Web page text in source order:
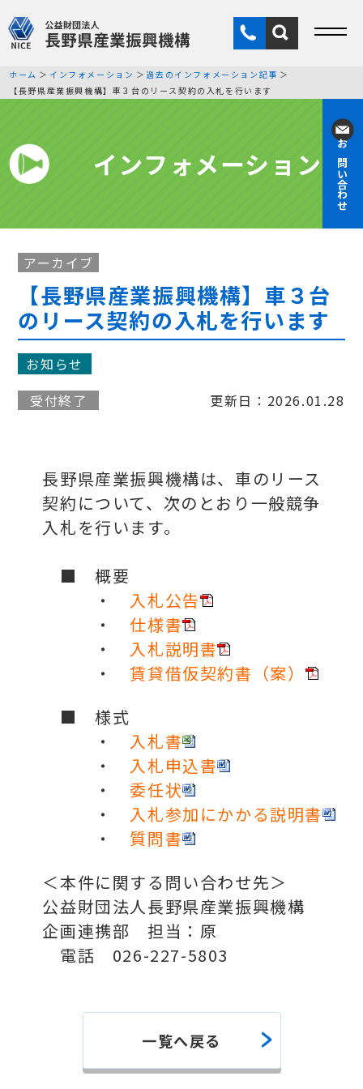
お問い合わせ
ホーム インフォメーション
過去のインフォメーション記事
【長野県産業振興機構】車３台のリース契約の入札を行います
インフォメーション
アーカイブ
【長野県産業振興機構】車３台
のリース契約の入札を行います
お知らせ
受付終了
更新日：2026.01.28
長野県産業振興機構は、車のリース
契約について、次のとおり一般競争
入札を行います。
■ 概要
・ 入札公告
・仕様書
・ 入札説明書
・賃貸借仮契約書（案）
■ 様式
・ 入札書
・ 入札申込書
・ 委任状
・ 入札参加にかかる説明書
・ 質問書
＜本件に関する問い合わせ先＞
公益財団法人長野県産業振興機構
企画連携部 担当：原
電話 026-227-5803
一覧へ戻る